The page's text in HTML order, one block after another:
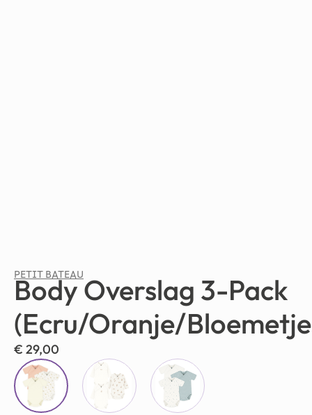
PETIT BATEAU
Body Overslag 3-Pack
(Ecru/Oranje/
€ 29,00